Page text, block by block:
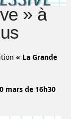
» à
« La Grande
mars de 16h30